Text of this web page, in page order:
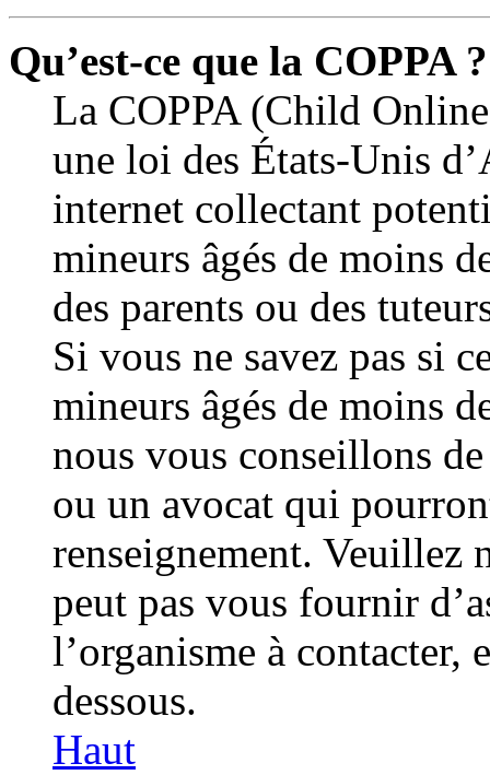
Qu’est-ce que la COPPA ?
La COPPA (Child
une loi des États-Unis
internet collectant
mineurs âgés de moins
des parents ou des
Si vous ne savez pas si
mineurs âgés de moins
nous vous conseillons
ou un avocat qui
renseignement. Veuillez
peut pas vous fournir
l’organisme à contacter,
dessous.
Haut